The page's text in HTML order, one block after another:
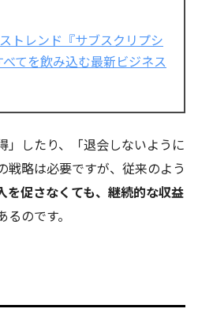
トレンド『サブスクリプシ
てを飲み込む最新ビジネス
」したり、「退会しないように
戦略は必要ですが、従来のよう
を促さなくても、継続的な収益
のです。